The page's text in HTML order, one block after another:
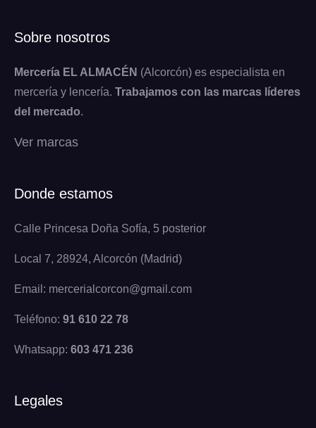
Sobre nosotros
Mercería EL ALMACÉN (Alcorcón) es especialista en
mercería y lencería. Trabajamos con las marcas líderes
del mercado.
Ver marcas
Donde estamos
Calle Princesa Doña Sofía, 5 posterior
Local 7, 28924, Alcorcón (Madrid)
Email: mercerialcorcon@gmail.com
Teléfono: 91 610 22 78
Whatsapp: 603 471 236
Legales